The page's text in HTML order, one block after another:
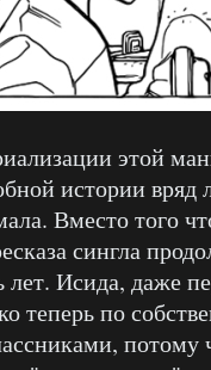
этой
истории вряд
Вместо того
сингла
лет. Исида, даже
теперь по